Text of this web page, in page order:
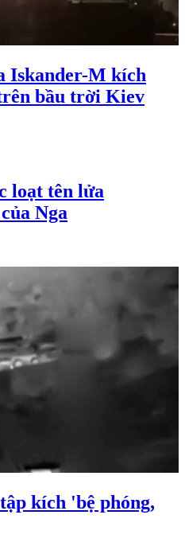
Iskander-M kích
bầu trời Kiev
loạt tên lửa
Nga
kích 'bệ phóng,